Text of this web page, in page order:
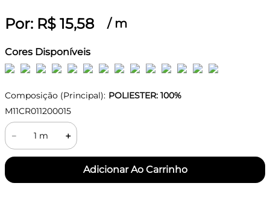
Por: R$ 15,58 / m
Cores Disponíveis
Composição (Principal): POLIESTER: 100%
M11CR011200015
＋
－